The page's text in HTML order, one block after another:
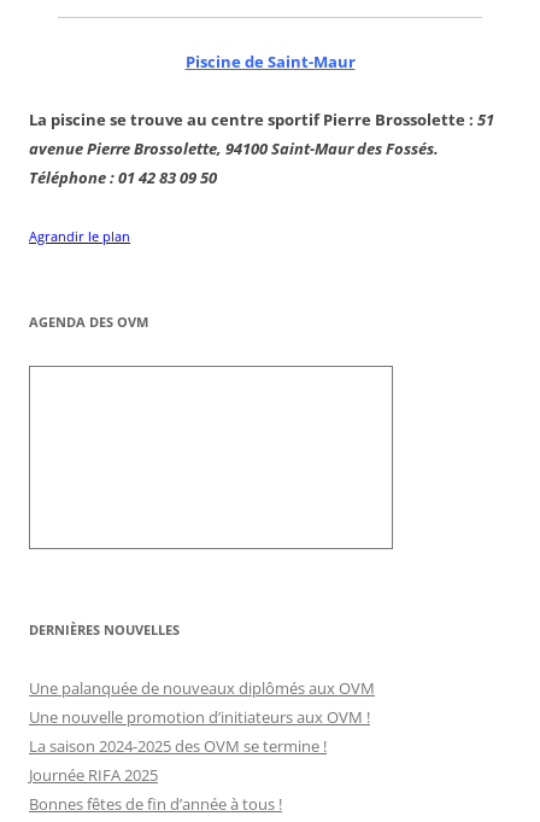
Piscine de Saint-Maur
La piscine se trouve au centre sportif Pierre Brossolette : 51
avenue Pierre Brossolette, 94100 Saint-Maur des Fossés.
Téléphone : 01 42 83 09 50
Agrandir le plan
AGENDA DES OVM
DERNIÈRES NOUVELLES
Une palanquée de nouveaux diplômés aux OVM
Une nouvelle promotion d’initiateurs aux OVM !
La saison 2024-2025 des OVM se termine !
Journée RIFA 2025
Bonnes fêtes de fin d’année à tous !